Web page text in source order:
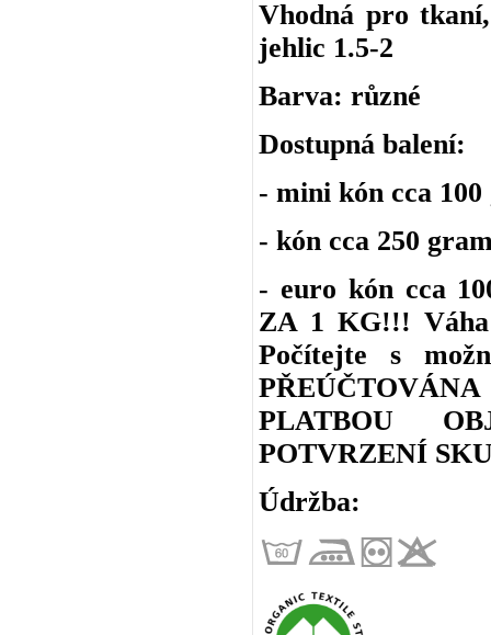
Vhodná pro
jehlic 1.5-2
Barva: různé
Dostupná balení:
- mini kón cca
- kón cca 250
- euro kón cca
ZA 1 KG!!!
Počítejte s
PLATBOU
POTVRZENÍ
Údržba: